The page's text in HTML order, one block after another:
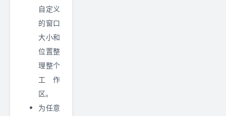
自定义
的窗口
大小和
位置整
理整个
工作
区。
为任意